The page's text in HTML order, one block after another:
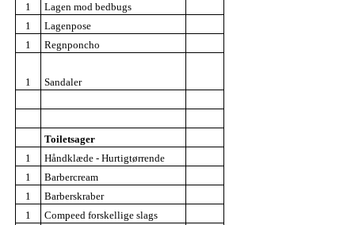
1
Lagen mod bedbugs
1
Lagenpose
1
Regnponcho
1 Sandaler
Toiletsager
1
Håndklæde - Hurtigtørrende
1
Barbercream
1
Barberskraber
1
Compeed forskellige slags